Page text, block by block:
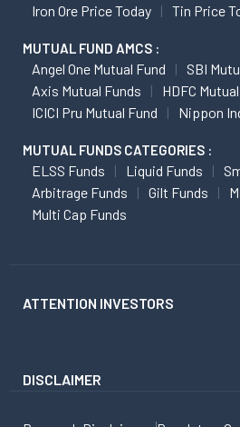
Iron Ore Price Today
Tin Price
MUTUAL FUND AMCS :
Angel One Mutual Fund
SBI
Axis Mutual Funds
HDFC
ICICI Pru Mutual Fund
Nippon
MUTUAL FUNDS CATEGORIES :
ELSS Funds Liquid Funds
Arbitrage Funds
Gilt Funds
Multi Cap Funds
ATTENTION INVESTORS
DISCLAIMER